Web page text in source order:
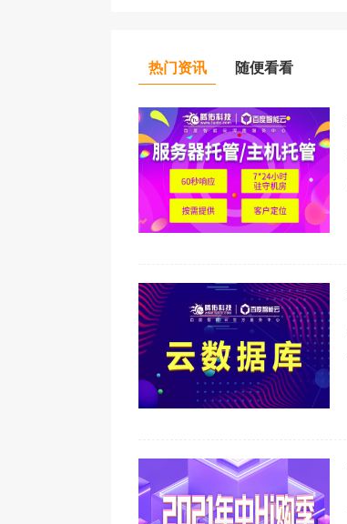
热门资讯 随便看看